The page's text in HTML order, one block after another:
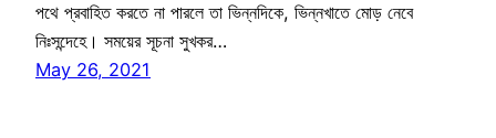
পথে প্রবাহিত করতে না পারলে তা ভিন্নদিকে, ভিন্নখাতে মোড় নেবে
নিঃসন্দেহে। সময়ের সূচনা সুখকর…
May 26, 2021